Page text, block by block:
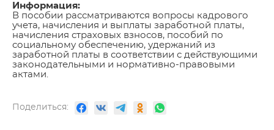
Информация:
В пособии рассматриваются вопросы кадрового
учета, начисления и выплаты заработной платы,
начисления страховых взносов, пособий по
социальному обеспечению, удержаний из
заработной платы в соответствии с действующими
законодательными и нормативно-правовыми
актами.
Поделиться: